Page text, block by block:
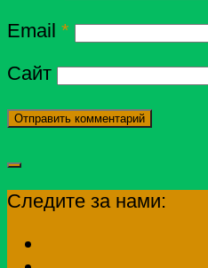
Email *
Сайт
Следите за нами: